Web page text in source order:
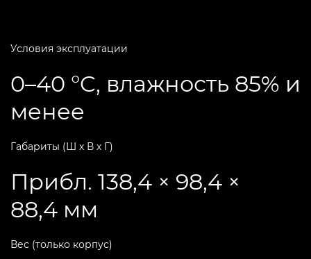
Условия эксплуатации
0–40 °C, влажность 85% и
менее
Габариты (Ш х В х Г)
Прибл. 138,4 × 98,4 ×
88,4 мм
Вес (только корпус)